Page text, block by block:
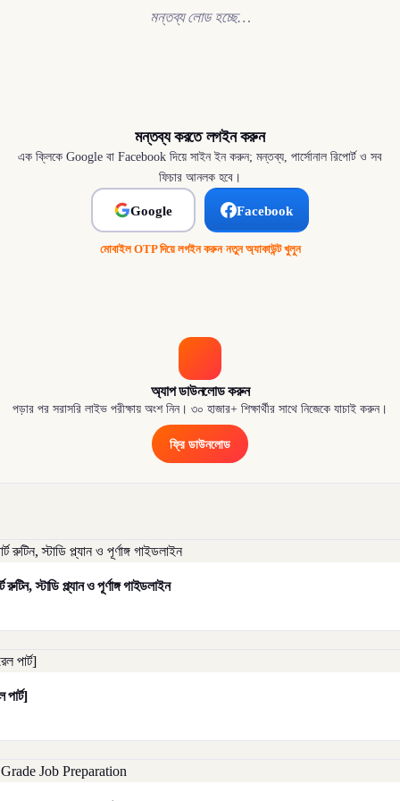
মন্তব্য লোড হচ্ছে…
মন্তব্য করতে লগইন করুন
এক ক্লিকে Google বা Facebook দিয়ে সাইন ইন করুন; মন্তব্য, পার্সোনাল রিপোর্ট ও সব
ফিচার আনলক হবে।
Google Facebook
মোবাইল OTP দিয়ে লগইন করুন·নতুন অ্যাকাউন্ট খুলুন
অ্যাপ ডাউনলোড করুন
পড়ার পর সরাসরি লাইভ পরীক্ষায় অংশ নিন। ৩০ হাজার+ শিক্ষার্থীর সাথে নিজেকে যাচাই করুন।
ফ্রি ডাউনলোড
স্টাডি প্ল্যান ও পূর্ণাঙ্গ গাইডলাইন